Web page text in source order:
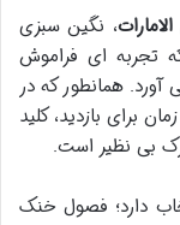
، نگین سبزی
تجربه ای فراموش
آورد. همانطور که در
برای بازدید، کلید
بی نظیر است.
دارد؛ فصول خنک